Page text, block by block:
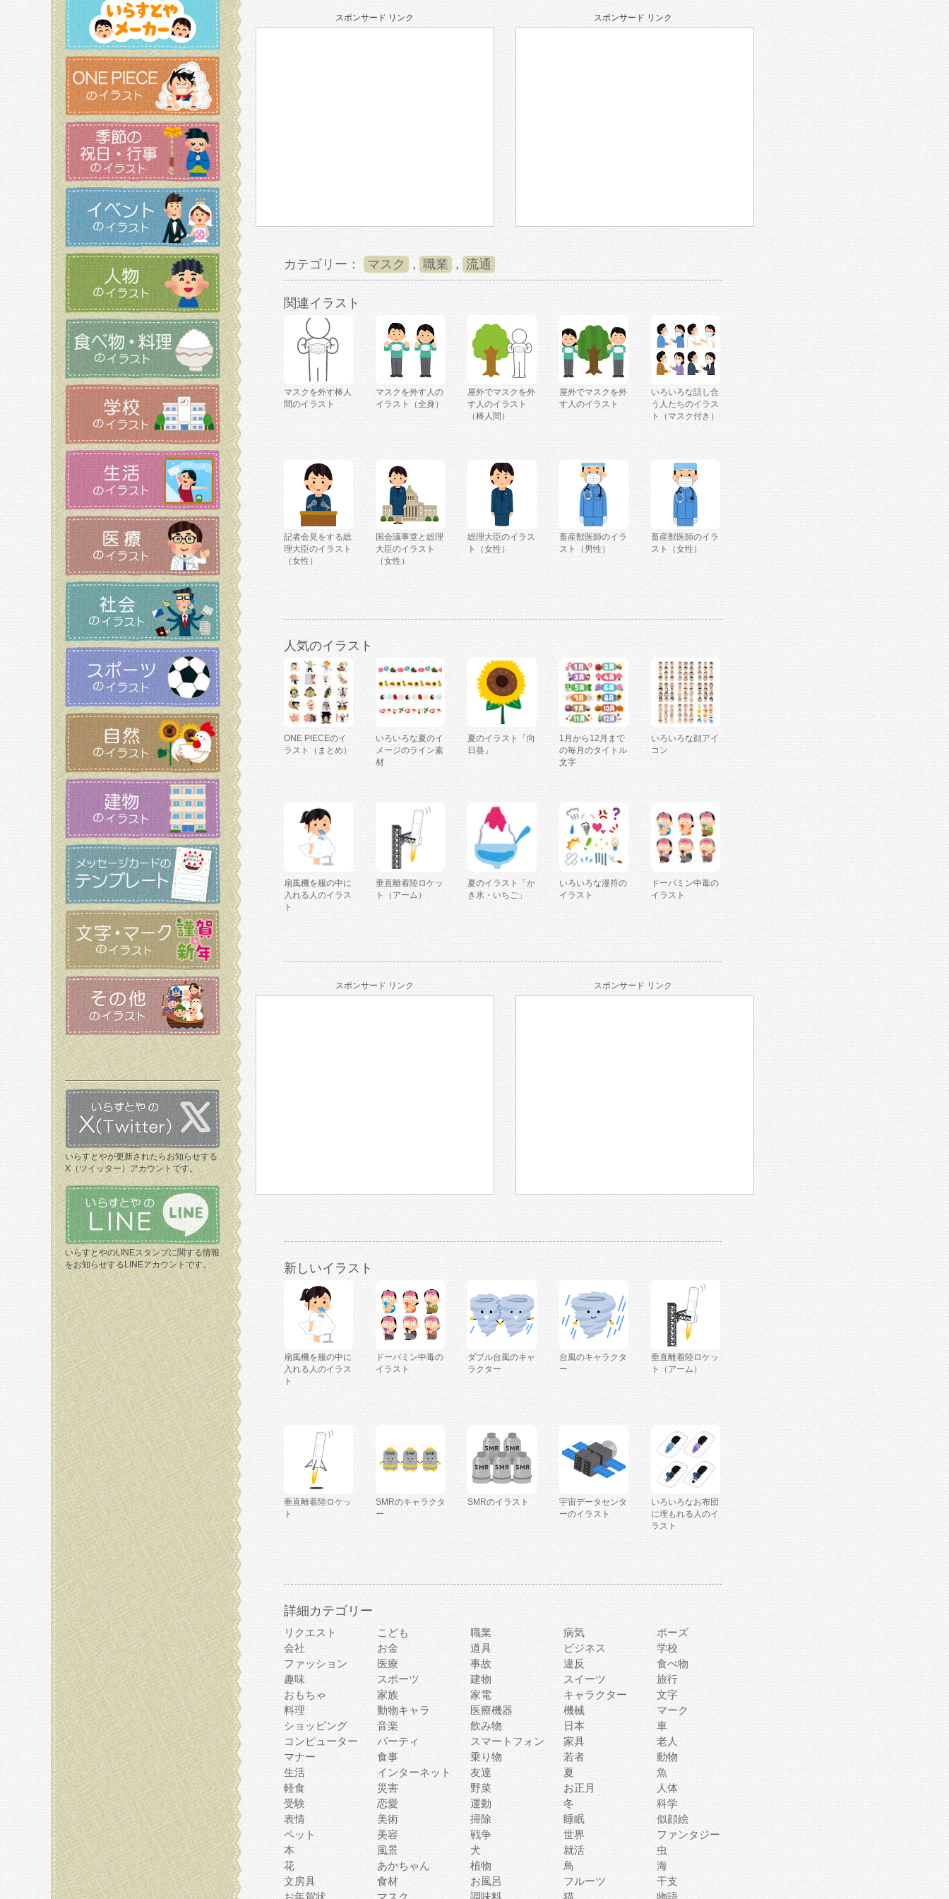
いらすとやが更新されたらお知らせする
X（ツイッター）アカウントです。
いらすとやのLINEスタンプに関する情報
をお知らせするLINEアカウントです。
スポンサード リンク スポンサード リンク
カテゴリー： マスク , 職業 , 流通
関連イラスト
マスクを外す棒人
間のイラスト
マスクを外す人の
イラスト（全身）
屋外でマスクを外
す人のイラスト
（棒人間）
屋外でマスクを外
す人のイラスト
いろいろな話し合
う人たちのイラス
ト（マスク付き）
記者会見をする総
理大臣のイラスト
（女性）
国会議事堂と総理
大臣のイラスト
（女性）
総理大臣のイラス
ト（女性）
畜産獣医師のイラ
スト（男性）
畜産獣医師のイラ
スト（女性）
人気のイラスト
ONE PIECEのイ
ラスト（まとめ）
いろいろな夏のイ
メージのライン素
材
夏のイラスト「向
日葵」
1月から12月まで
の毎月のタイトル
文字
いろいろな顔アイ
コン
扇風機を服の中に
入れる人のイラス
ト
垂直離着陸ロケッ
ト（アーム）
夏のイラスト「か
き氷・いちご」
いろいろな漫符の
イラスト
ドーパミン中毒の
イラスト
スポンサード リンク スポンサード リンク
新しいイラスト
扇風機を服の中に
入れる人のイラス
ト
ドーパミン中毒の
イラスト
ダブル台風のキャ
ラクター
台風のキャラクタ
ー
垂直離着陸ロケッ
ト（アーム）
垂直離着陸ロケッ
ト
SMRのキャラクタ
ー
SMRのイラスト
宇宙データセンタ
ーのイラスト
いろいろなお布団
に埋もれる人のイ
ラスト
詳細カテゴリー
リクエスト こども 職業 病気
ポーズ
会社
お金 道具 ビジネス
学校
ファッション
医療 事故 違反
食べ物
趣味
スポーツ 建物 スイーツ
旅行
おもちゃ
家族 家電 キャラクター
文字
料理
動物キャラ 医療機器 機械
マーク
ショッピング
音楽 飲み物 日本
車
コンピューター
パーティ スマートフォン 家具
老人
マナー
食事 乗り物 若者
動物
生活
インターネット 友達 夏
魚
軽食
災害 野菜 お正月
人体
受験
恋愛 運動 冬
科学
表情
美術 掃除 睡眠
似顔絵
ペット
美容 戦争 世界
ファンタジー
本
風景 犬 就活
虫
花
あかちゃん 植物 鳥
海
文房具
食材 お風呂 フルーツ
干支
お年賀状
マスク 調味料 猫 物語